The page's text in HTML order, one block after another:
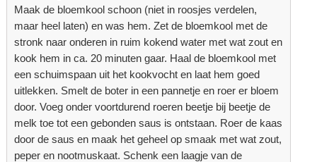
Maak de bloemkool schoon (niet in roosjes verdelen,
maar heel laten) en was hem. Zet de bloemkool met de
stronk naar onderen in ruim kokend water met wat zout en
kook hem in ca. 20 minuten gaar. Haal de bloemkool met
een schuimspaan uit het kookvocht en laat hem goed
uitlekken. Smelt de boter in een pannetje en roer er bloem
door. Voeg onder voortdurend roeren beetje bij beetje de
melk toe tot een gebonden saus is ontstaan. Roer de kaas
door de saus en maak het geheel op smaak met wat zout,
peper en nootmuskaat. Schenk een laagje van de